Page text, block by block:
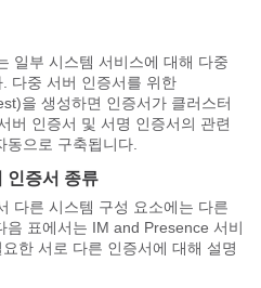
일부 시스템 서비스에 대해 다중
다중 서버 인증서를 위한
을 생성하면 인증서가 클러스터
버 인증서 및 서명 인증서의 관련
으로 구축됩니다.
인증서 종류
다른 시스템 구성 요소에는 다른
음 표에서는 IM and Presence 서비
한 서로 다른 인증서에 대해 설명